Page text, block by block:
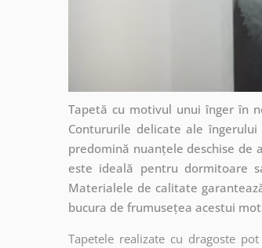
Tapetă cu motivul unui înger în
Contururile delicate ale
predomină nuanțele deschise de
este ideală pentru dormitoare
Materialele de calitate
bucura de frumusețea acestui
Tapetele realizate cu dragoste